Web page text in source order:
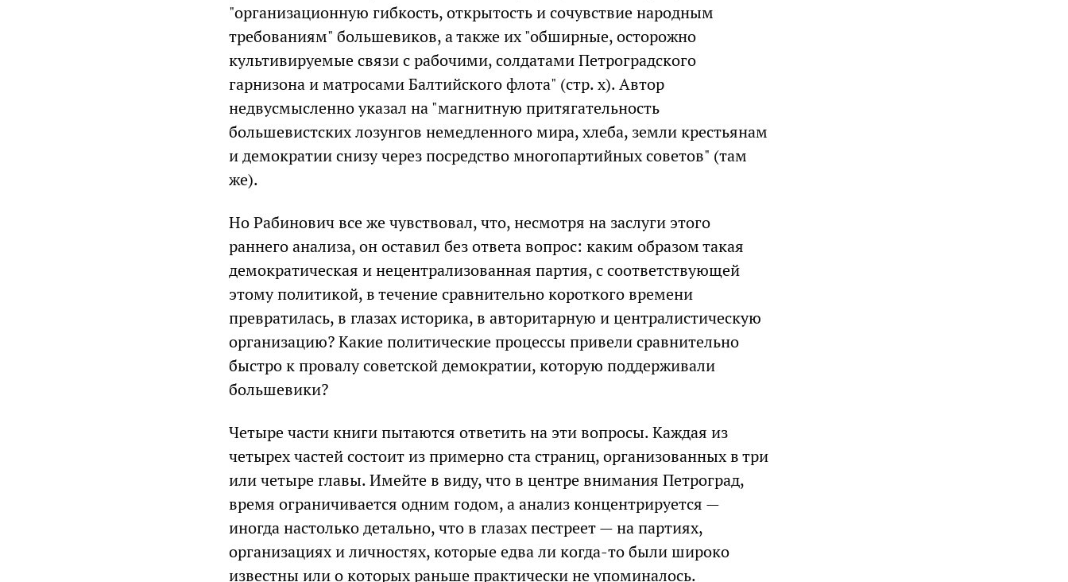
"организационную гибкость, открытость и сочувствие народным
требованиям" большевиков, а также их "обширные, осторожно
культивируемые связи с рабочими, солдатами Петроградского
гарнизона и матросами Балтийского флота" (стр. x). Автор
недвусмысленно указал на "магнитную притягательность
большевистских лозунгов немедленного мира, хлеба, земли крестьянам
и демократии снизу через посредство многопартийных советов" (там
же).
Но Рабинович все же чувствовал, что, несмотря на заслуги этого
раннего анализа, он оставил без ответа вопрос: каким образом такая
демократическая и нецентрализованная партия, с соответствующей
этому политикой, в течение сравнительно короткого времени
превратилась, в глазах историка, в авторитарную и централистическую
организацию? Какие политические процессы привели сравнительно
быстро к провалу советской демократии, которую поддерживали
большевики?
Четыре части книги пытаются ответить на эти вопросы. Каждая из
четырех частей состоит из примерно ста страниц, организованных в три
или четыре главы. Имейте в виду, что в центре внимания Петроград,
время ограничивается одним годом, а анализ концентрируется —
иногда настолько детально, что в глазах пестреет — на партиях,
организациях и личностях, которые едва ли когда-то были широко
известны или о которых раньше практически не упоминалось.